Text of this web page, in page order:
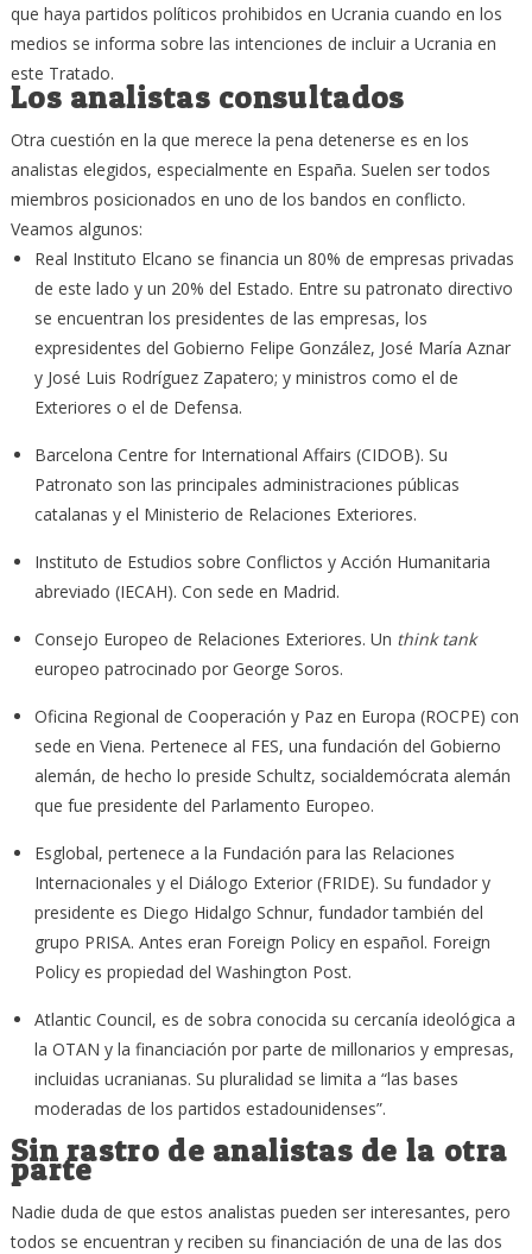
que haya partidos políticos prohibidos en Ucrania cuando en los
medios se informa sobre las intenciones de incluir a Ucrania en
este Tratado.
Los analistas consultados
Otra cuestión en la que merece la pena detenerse es en los
analistas elegidos, especialmente en España. Suelen ser todos
miembros posicionados en uno de los bandos en conflicto.
Veamos algunos:
Real Instituto Elcano se financia un 80% de empresas privadas
de este lado y un 20% del Estado. Entre su patronato directivo
se encuentran los presidentes de las empresas, los
expresidentes del Gobierno Felipe González, José María Aznar
y José Luis Rodríguez Zapatero; y ministros como el de
Exteriores o el de Defensa.
Barcelona Centre for International Affairs (CIDOB). Su
Patronato son las principales administraciones públicas
catalanas y el Ministerio de Relaciones Exteriores.
Instituto de Estudios sobre Conflictos y Acción Humanitaria
abreviado (IECAH). Con sede en Madrid.
Consejo Europeo de Relaciones Exteriores. Un think tank
europeo patrocinado por George Soros.
Oficina Regional de Cooperación y Paz en Europa (ROCPE) con
sede en Viena. Pertenece al FES, una fundación del Gobierno
alemán, de hecho lo preside Schultz, socialdemócrata alemán
que fue presidente del Parlamento Europeo.
Esglobal, pertenece a la Fundación para las Relaciones
Internacionales y el Diálogo Exterior (FRIDE). Su fundador y
presidente es Diego Hidalgo Schnur, fundador también del
grupo PRISA. Antes eran Foreign Policy en español. Foreign
Policy es propiedad del Washington Post.
Atlantic Council, es de sobra conocida su cercanía ideológica a
la OTAN y la financiación por parte de millonarios y empresas,
incluidas ucranianas. Su pluralidad se limita a “las bases
moderadas de los partidos estadounidenses”.
Sin rastro de analistas de la otra
parte
Nadie duda de que estos analistas pueden ser interesantes, pero
todos se encuentran y reciben su financiación de una de las dos